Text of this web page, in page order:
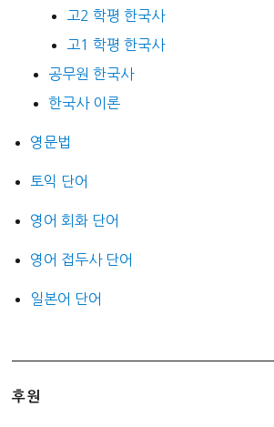
고2 학평 한국사
고1 학평 한국사
공무원 한국사
한국사 이론
영문법
토익 단어
영어 회화 단어
영어 접두사 단어
일본어 단어
후원